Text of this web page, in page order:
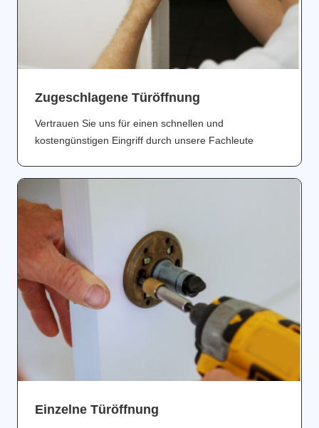
Zugeschlagene Türöffnung
Vertrauen Sie uns für einen schnellen und
kostengünstigen Eingriff durch unsere Fachleute
Einzelne Türöffnung